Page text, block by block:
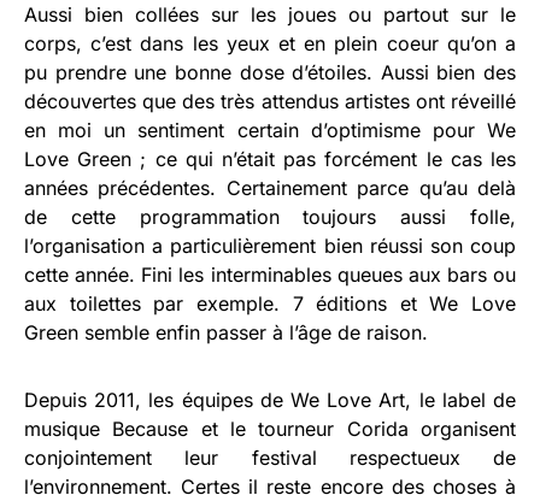
Aussi bien collées sur les joues ou partout sur le
corps, c’est dans les yeux et en plein coeur qu’on a
pu prendre une bonne dose d’étoiles. Aussi bien des
découvertes que des très attendus artistes ont réveillé
en moi un sentiment certain d’optimisme pour We
Love Green ; ce qui n’était pas forcément le cas les
années précédentes. Certainement parce qu’au delà
de cette programmation toujours aussi folle,
l’organisation a particulièrement bien réussi son coup
cette année. Fini les interminables queues aux bars ou
aux toilettes par exemple. 7 éditions et We Love
Green semble enfin passer à l’âge de raison.
Depuis 2011, les équipes de We Love Art, le label de
musique Because et le tourneur Corida organisent
conjointement leur festival respectueux de
l’environnement. Certes il reste encore des choses à